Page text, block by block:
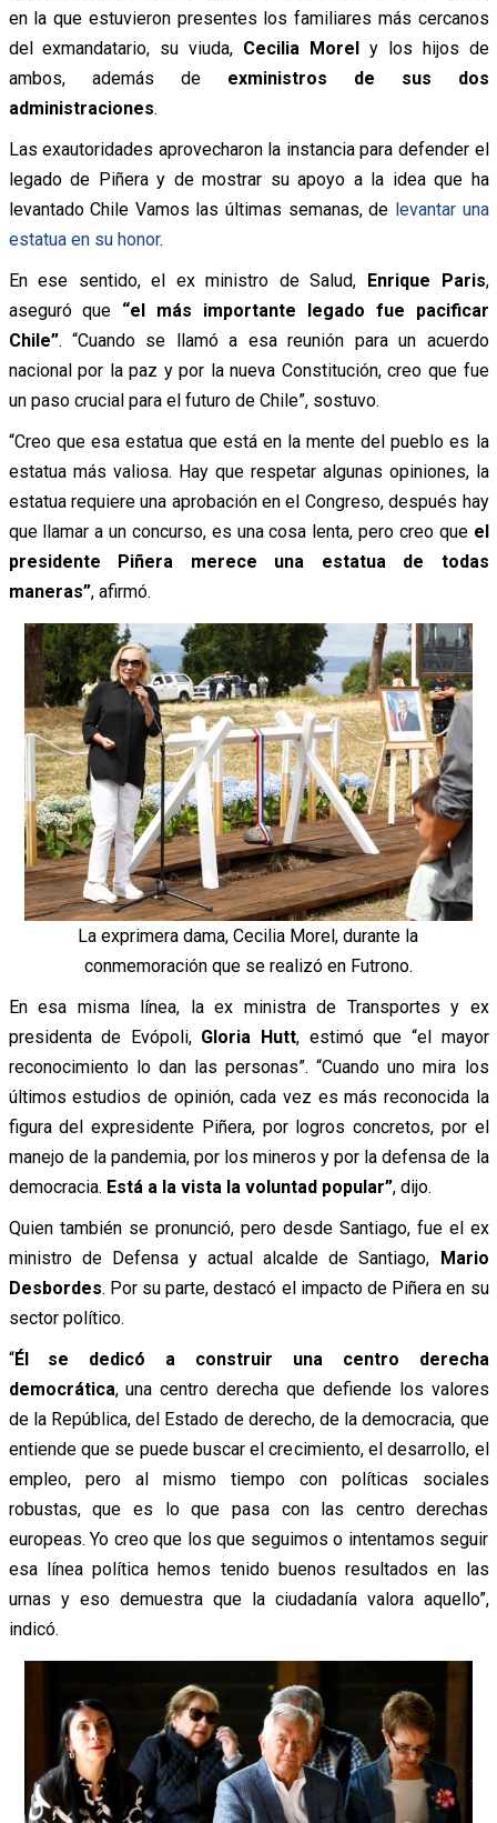
en la que estuvieron presentes los familiares más cercanos
del exmandatario, su viuda, Cecilia Morely los hijos de
ambos, además deexministros de sus dos
administraciones.
Las exautoridades aprovecharon la instancia para defender el
legado de Piñera y de mostrar su apoyo a la idea que ha
levantado Chile Vamos las últimas semanas, de levantar una
estatua en su honor.
En ese sentido, el ex ministro de Salud, Enrique Paris,
aseguróque “el más importante legado fue pacificar
Chile”. “Cuando se llamó a esa reunión para un acuerdo
nacional por la paz y por la nueva Constitución, creo que fue
un paso crucial para el futuro de Chile”,sostuvo.
“Creo que esa estatua que está en la mente del pueblo es la
estatua más valiosa. Hay que respetar algunas opiniones, la
estatua requiere una aprobación en el Congreso, después hay
que llamar a un concurso, es una cosa lenta, pero creo que el
presidente Piñera merece una estatua de todas
maneras”,afirmó.
La exprimera dama, Cecilia Morel, durante la
conmemoración que se realizó en Futrono.
En esa misma línea, la ex ministra de Transportes y ex
presidenta de Evópoli, Gloria Hutt, estimóque “el mayor
reconocimiento lo dan las personas”. “Cuando uno mira los
últimos estudios de opinión, cada vez es más reconocida la
figura del expresidente Piñera, por logros concretos, por el
manejo de la pandemia, por los mineros y por la defensa de la
democracia. Está a la vista la voluntad popular”,dijo.
Quien también se pronunció, pero desde Santiago, fue el ex
ministro de Defensa y actual alcalde de Santiago,
Mario
Desbordes. Por su parte,destacó el impacto de Piñera en su
sector político.
“Él se dedicó a construir una centro derecha
democrática, una centro derecha que defiende los valores
de la República, del Estado de derecho, de la democracia, que
entiende que se puede buscar el crecimiento, el desarrollo, el
empleo, pero al mismo tiempo con políticas sociales
robustas, que es lo que pasa con las centro derechas
europeas. Yo creo que los que seguimos o intentamos seguir
esa línea política hemos tenido buenos resultados en las
urnas y eso demuestra que la ciudadanía valora aquello”,
indicó.